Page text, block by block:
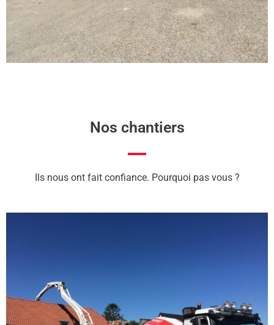
Nos chantiers
Ils nous ont fait confiance. Pourquoi pas vous ?